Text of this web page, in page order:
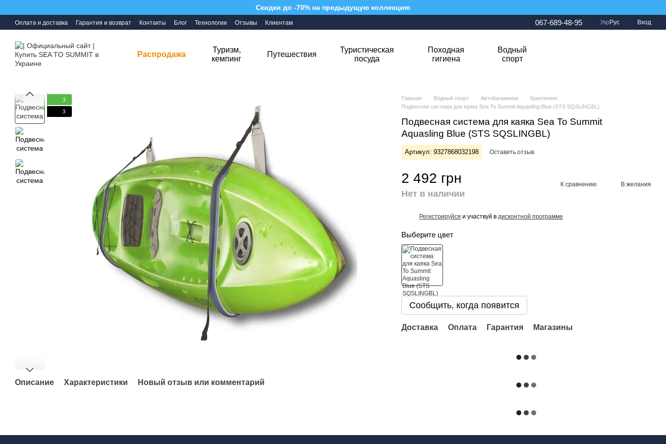
Скидки до -70% на предыдущую коллекцию
Оплата и доставка Гарантия и возврат Контакты Блог Технологии Отзывы Клиентам 067-689-48-95 Укр Рус Вход
Распродажа
Туризм,
кемпинг
Путешествия
Туристическая
посуда
Походная
гигиена
Водный
спорт
3
3
Описание Характеристики Новый отзыв или комментарий
Главная Водный спорт Автобагажники
Крепления
Подвесная система для каяка Sea To Summit Aquasling Blue (STS SQSLINGBL)
Подвесная система для каяка Sea To Summit
Aquasling Blue (STS SQSLINGBL)
Артикул: 9327868032198 Оставить отзыв
2 492 грн
Нет в наличии
К сравнению В желания
Регистрируйся и участвуй в дисконтной программе
Выберите цвет
Сообщить, когда появится
Доставка Оплата Гарантия Магазины